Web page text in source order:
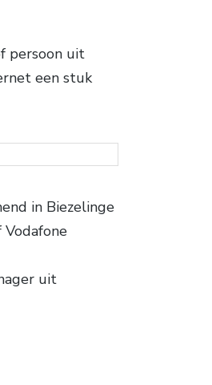
persoon uit
een stuk
in Biezelinge
uit